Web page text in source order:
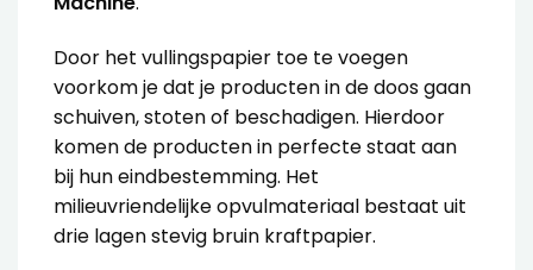
Door het vullingspapier toe te voegen
voorkom je dat je producten in de doos gaan
schuiven, stoten of beschadigen. Hierdoor
komen de producten in perfecte staat aan
bij hun eindbestemming. Het
milieuvriendelijke opvulmateriaal bestaat uit
drie lagen stevig bruin kraftpapier.